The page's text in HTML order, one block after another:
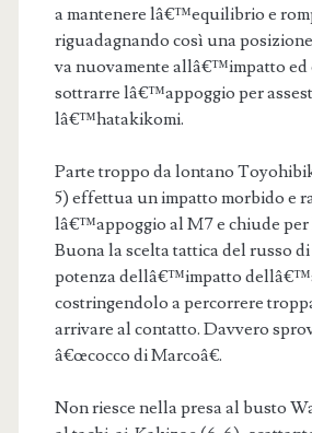
a mantenere lâ€™equilibrio e
riguadagnando così una
va nuovamente allâ€™impatto ed
sottrarre lâ€™appoggio per
lâ€™hatakikomi.
Parte troppo da lontano
5) effettua un impatto morbido e
lâ€™appoggio al M7 e chiude
Buona la scelta tattica del russo
potenza dellâ€™impatto
costringendolo a percorrere
arrivare al contatto. Davvero
â€œcocco di Marcoâ€.
Non riesce nella presa al busto